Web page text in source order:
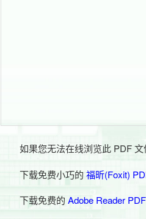
如果您无法在线浏览此 PDF 文
下载免费小巧的 福昕(Foxit)
下载免费的 Adobe Reader